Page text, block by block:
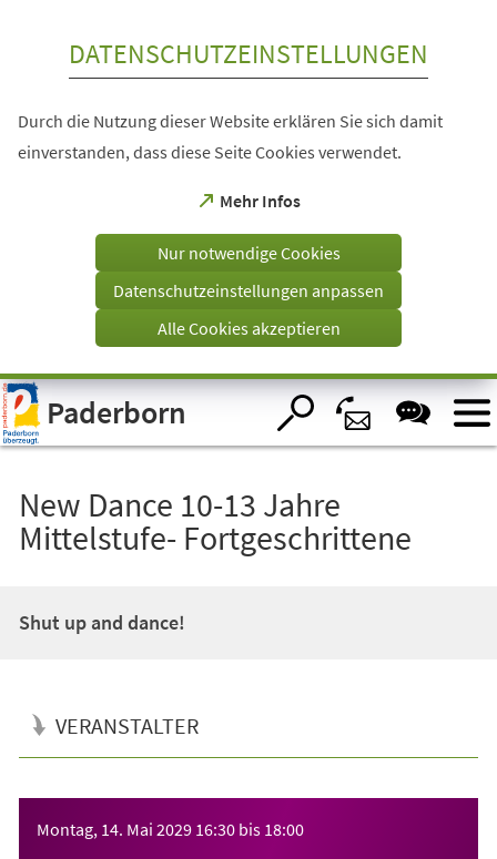
Visuelle
Assistenzsoftware
öffnen.
DATENSCHUTZEINSTELLUNGEN
Durch die Nutzung dieser Website erklären Sie sich damit
einverstanden, dass diese Seite Cookies verwendet.
Mehr Infos
(Öffnet
einem
Tab)
Nur notwendige Cookies
Datenschutzeinstellungen anpassen
Alle Cookies akzeptieren
Paderborn
New Dance 10-13 Jahre
Mittelstufe- Fortgeschrittene
Shut up and dance!
VERANSTALTER
Montag, 14. Mai 2029 16:30 bis 18:00